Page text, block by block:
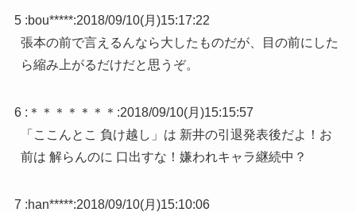
5 :bou*****:2018/09/10(月)15:17:22
張本の前で言えるんなら大したものだが、目の前にした
ら縮み上がるだけだと思うぞ。
6 : ＊＊＊＊＊＊＊ :2018/09/10(月)15:15:57
「ここんとこ 負け越し」は 新井の引退発表後だよ！お
前は 解らんのに 口出すな！嫌われキャラ継続中？
7 :han*****:2018/09/10(月)15:10:06